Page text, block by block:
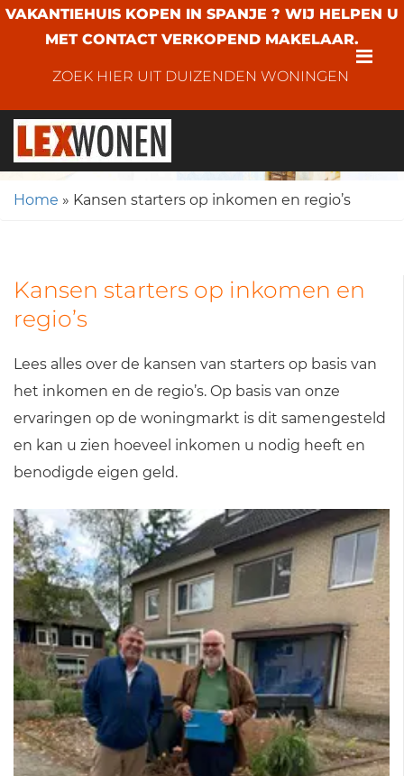
VAKANTIEHUIS KOPEN IN SPANJE ? WIJ HELPEN U
MET CONTACT VERKOPEND MAKELAAR.
ZOEK HIER UIT DUIZENDEN WONINGEN
Home » Kansen starters op inkomen en regio’s
Kansen starters op inkomen en
regio’s
Lees alles over de kansen van starters op basis van
het inkomen en de regio’s. Op basis van onze
ervaringen op de woningmarkt is dit samengesteld
en kan u zien hoeveel inkomen u nodig heeft en
benodigde eigen geld.